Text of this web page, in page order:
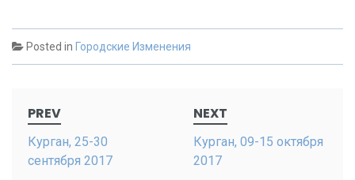
Posted in Городские Изменения
navigation
PREV
Курган, 25-30
сентября 2017
NEXT
Курган, 09-15 октября
2017